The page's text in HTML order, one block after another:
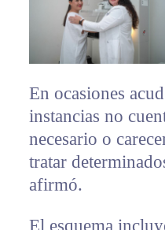
En ocasiones
instancias no
necesario o
tratar
afirmó.
El esquema